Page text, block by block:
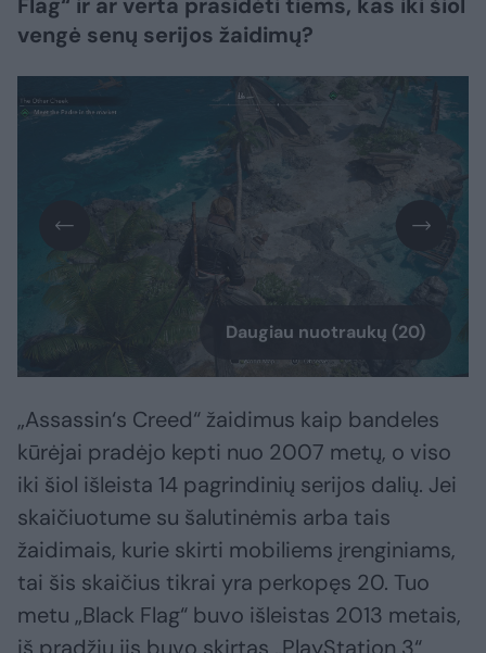
vengė senų serijos žaidimų?
Daugiau nuotraukų (20)
„Assassin‘s Creed“ žaidimus kaip bandeles
kūrėjai pradėjo kepti nuo 2007 metų, o viso
iki šiol išleista 14 pagrindinių serijos dalių. Jei
skaičiuotume su šalutinėmis arba tais
žaidimais, kurie skirti mobiliems įrenginiams,
tai šis skaičius tikrai yra perkopęs 20. Tuo
metu „Black Flag“ buvo išleistas 2013 metais,